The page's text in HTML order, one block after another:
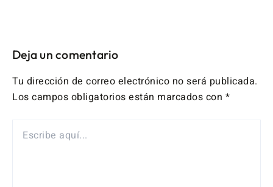
Deja un comentario
Tu dirección de correo electrónico no será publicada.
Los campos obligatorios están marcados con *
AQUÍ...